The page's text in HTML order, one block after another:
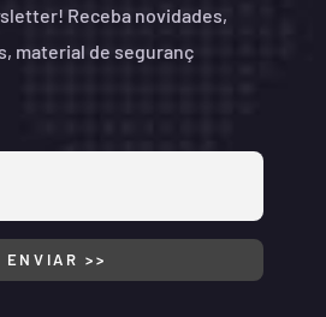
Receba novidades,
material de seguranç